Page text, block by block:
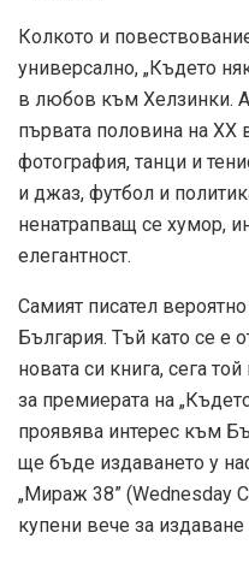
Колкото и
универсално, „Където
в любов към Хелзинки.
първата половина на XX
фотография, танци и
и джаз, футбол и
ненатрапващ се хумор,
елегантност.
Самият писател
България. Тъй като се е
новата си книга, сега
за премиерата на
проявява интерес към
ще бъде издаването у
„Мираж 38” (Wednesday
купени вече за издаване